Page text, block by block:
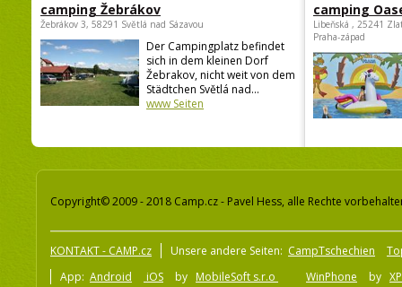
camping Žebrákov
Žebrákov 3, 58291 Světlá nad Sázavou
Der Campingplatz befindet
sich in dem kleinen Dorf
Žebrakov, nicht weit von dem
Städtchen Světlá nad...
www Seiten
camping
Libeňská , 25241
Praha-západ
Copyright© 2009 - 2018 Camp.cz - Pavel Hess, alle Rechte
KONTAKT - CAMP.cz Unsere andere Seiten: CampTschechien
App: Android iOS by MobileSoft s.r.o WinPhone by